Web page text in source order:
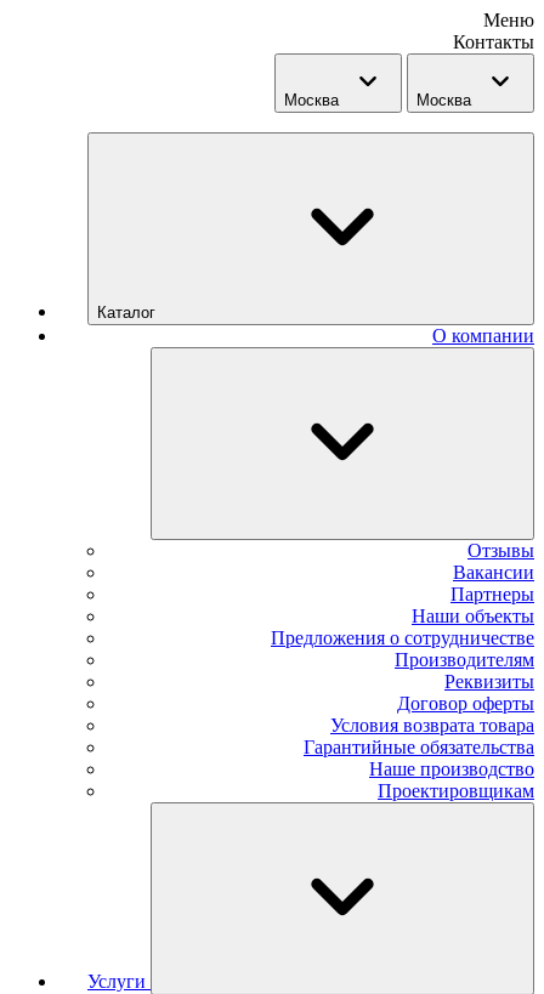
Меню
Контакты
Москва Москва
Каталог
О компании
Отзывы
Вакансии
Партнеры
Наши объекты
Предложения о сотрудничестве
Производителям
Реквизиты
Договор оферты
Условия возврата товара
Гарантийные обязательства
Наше производство
Проектировщикам
Услуги